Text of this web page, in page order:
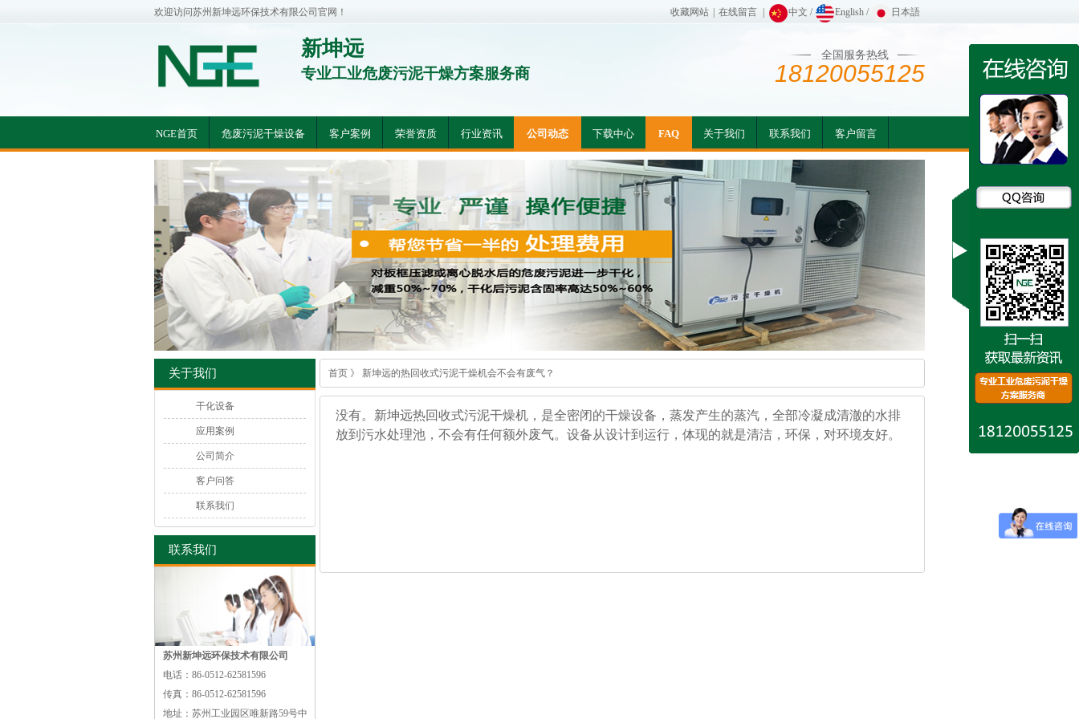
欢迎访问苏州新坤远环保技术有限公司官网！ 收藏网站 在线留言 中文 / English / 日本語
新坤远
专业工业危废污泥干燥方案服务商
全国服务热线
18120055125
NGE首页 危废污泥干燥设备 客户案例 荣誉资质 行业资讯 公司动态 下载中心 FAQ 关于我们 联系我们 客户留言
首页 》 新坤远的热回收式污泥干燥机会不会有废气？
没有。新坤远热回收式污泥干燥机，是全密闭的干燥设备，蒸发产生的蒸汽，全部冷凝成清澈的水排
放到污水处理池，不会有任何额外废气。设备从设计到运行，体现的就是清洁，环保，对环境友好。
关于我们
干化设备
应用案例
公司简介
客户问答
联系我们
联系我们
苏州新坤远环保技术有限公司
电话： 86-0512-62581596
传真： 86-0512-62581596
地址： 苏州工业园区唯新路59号中